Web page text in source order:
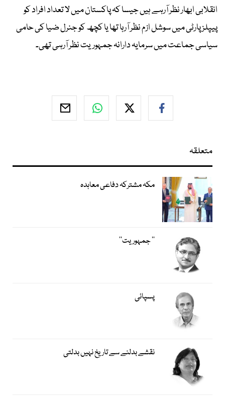
انقلابی ابھار نظر آرہے ہیں جیسا کہ پاکستان میں لا تعداد افراد کو
پیپلز پارٹی میں سوشل ازم نظر آرہا تھا یا کچھ کو جنرل ضیا کی حامی
سیاسی جماعت میں سرمایہ دارانہ جمہوریت نظر آرہی تھی۔
متعلقہ
مکہ مشترکہ دفاعی معاہدہ
’’ جمہوریت‘‘
پسپائی
نقشے بدلنے سے تاریخ نہیں بدلتی